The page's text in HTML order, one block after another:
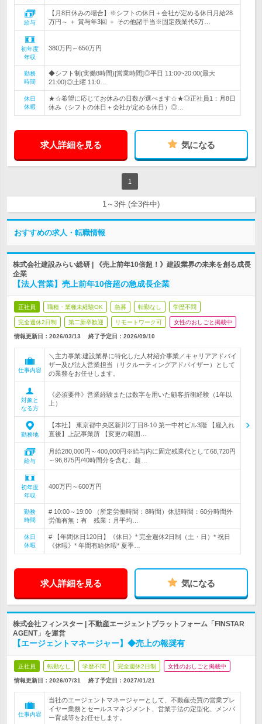
給与
【月8日休みの場合】※シフトの休日＋会社が定める休日月給28
万円～ ＋ 賞与年3回 ＋ その他諸手当※固定残業代6万…
初年度
年収
380万円～650万円
勤務
時間
◆シフト制(実働8時間)[営業時間]◎平日 11:00~20:00(最大
21:00)◎土曜 11:0…
休日
休暇
★☆希望に応じてお休みの日数が選べます☆★◎正社員1：月8日
休み（シフトの休日＋会社が定める休日）◎…
求人詳細を見る 気になる
1
1～3件 (全3件中)
おすすめの求人・転職情報
株式会社建設みらい総研 | 《売上前年10倍超！》建設業界の未来を創る成長
企業
【法人営業】売上前年10倍超の急成長企業
正社員 職種・業種未経験OK 急募 転勤なし 学歴不問
完全週休2日制 第二新卒歓迎 リモートワーク可 女性のおしごと掲載中
情報更新日：2026/03/13 終了予定日： 2026/09/10
仕事内容
＼主力事業:建設業界に特化した人材紹介事業／キャリアアドバイ
ザー及び法人営業担当（リクルーティングアドバイザー）として
の業務をお任せします。
対象と
なる方
《必須要件》営業経験または数字を用いた顧客折衝経験（1年以
上）
勤務地
【本社】 東京都中央区新川2丁目8-10 第一中村ビル3階 【雇入れ
直後】上記事業所 【変更の範囲…
給与
月給280,000円～400,000円※給与内に固定残業代として68,720円
～96,875円/40時間分を含む。超…
初年度
年収
400万円～600万円
勤務
時間
# 10:00～19:00 （所定労働時間：8時間）休憩時間：60分時間外
労働有無：有 残業：月平均…
休日
休暇
# 【年間休日120日】《休日》* 完全週休2日制（土・日）* 祝日
《休暇》* 年間有給休暇* 夏季…
求人詳細を見る 気になる
株式会社フィンスター | 不動産エージェントプラットフォーム「FINSTAR
AGENT」を運営
【エージェントマネージャー】◆売上の報奨有
正社員 転勤なし 学歴不問 完全週休2日制 女性のおしごと掲載中
情報更新日：2026/07/31 終了予定日： 2027/01/21
仕事内容
当社のエージェントマネージャーとして、不動産売買の営業プレ
イヤー業務とセールスマネジメント、営業手法の定型化、メンバ
ー育成等をお任せします。